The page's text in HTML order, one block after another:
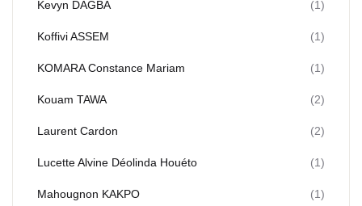
Kevyn DAGBA (1)
Koffivi ASSEM (1)
KOMARA Constance Mariam (1)
Kouam TAWA (2)
Laurent Cardon (2)
Lucette Alvine Déolinda Houéto (1)
Mahougnon KAKPO (1)